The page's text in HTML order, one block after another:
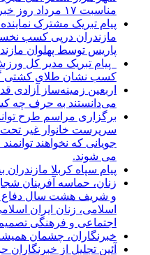
مناسبت ۱۷ مرداد روز خبرنگار بود.
پیام تبریک مشترک
مازندران درپی کسب
پاریس توسط پهلوان
پیام تبریک مدیر کل
کسب نشان طلای کشتی
اربعین زمینه‌ساز آزادی
می‌دانستند به حرف چه
سرپرست خانوار غیر
جویانی که نخواهند
می شوند.
پیام سپاه کربلا مازندران به مناسبت ۱۷
زنان، حماسه آفرینان
و شریف هشت سال دفاع
اسلامی، زنان ایران
اجتماعی و فرهنگی
خبرنگاران، چشمان همیشه